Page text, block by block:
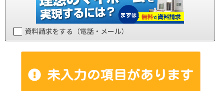
資料請求をする（電話・メール）